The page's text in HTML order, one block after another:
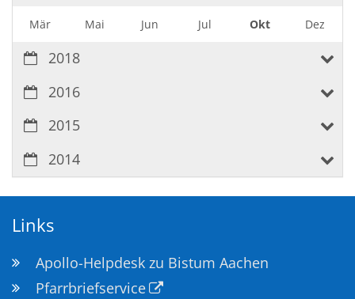
Mär Mai Jun Jul Okt Dez
2018
2016
2015
2014
Links
Apollo-Helpdesk zu Bistum Aachen
Pfarrbriefservice